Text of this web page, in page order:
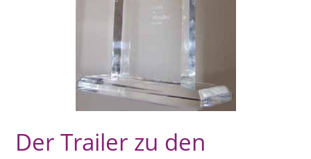
Der Trailer zu den